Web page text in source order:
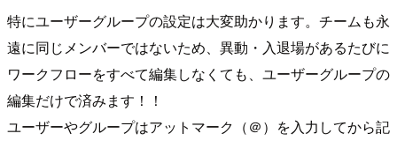
特にユーザーグループの設定は大変助かります。チームも永
遠に同じメンバーではないため、異動・入退場があるたびに
ワークフローをすべて編集しなくても、ユーザーグループの
編集だけで済みます！！
ユーザーやグループはアットマーク（＠）を入力してから記